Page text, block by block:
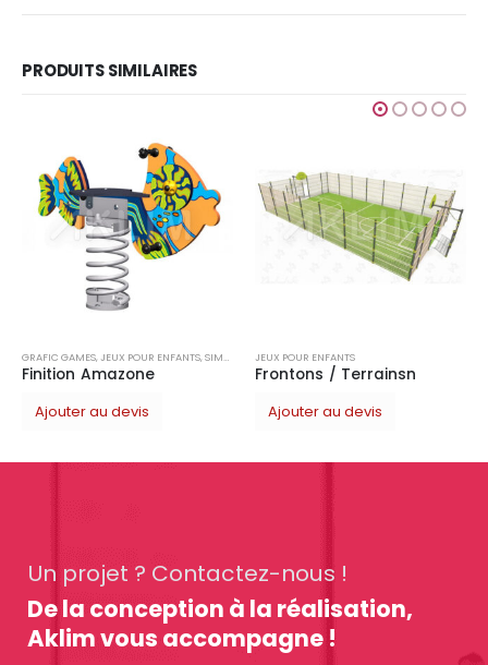
PRODUITS SIMILAIRES
JEUX POUR ENFANTS
Frontons / Terrainsn
Ajouter au devis
GRAFIC GAMES,JEUX POUR ENFANTS,SIMPLE
Finition Amazone
Un projet ? Contactez-nous !
De la conception à la réalisation,
Aklim vous accompagne !